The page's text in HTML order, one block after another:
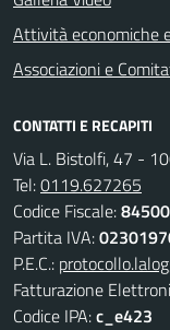
Attività economiche
Associazioni e
CONTATTI E RECAPITI
Via L. Bistolfi, 47 -
Tel:0119.627265
Codice Fiscale:
Partita IVA:
P.E.C.:
Fatturazione
Codice IPA:c_e423